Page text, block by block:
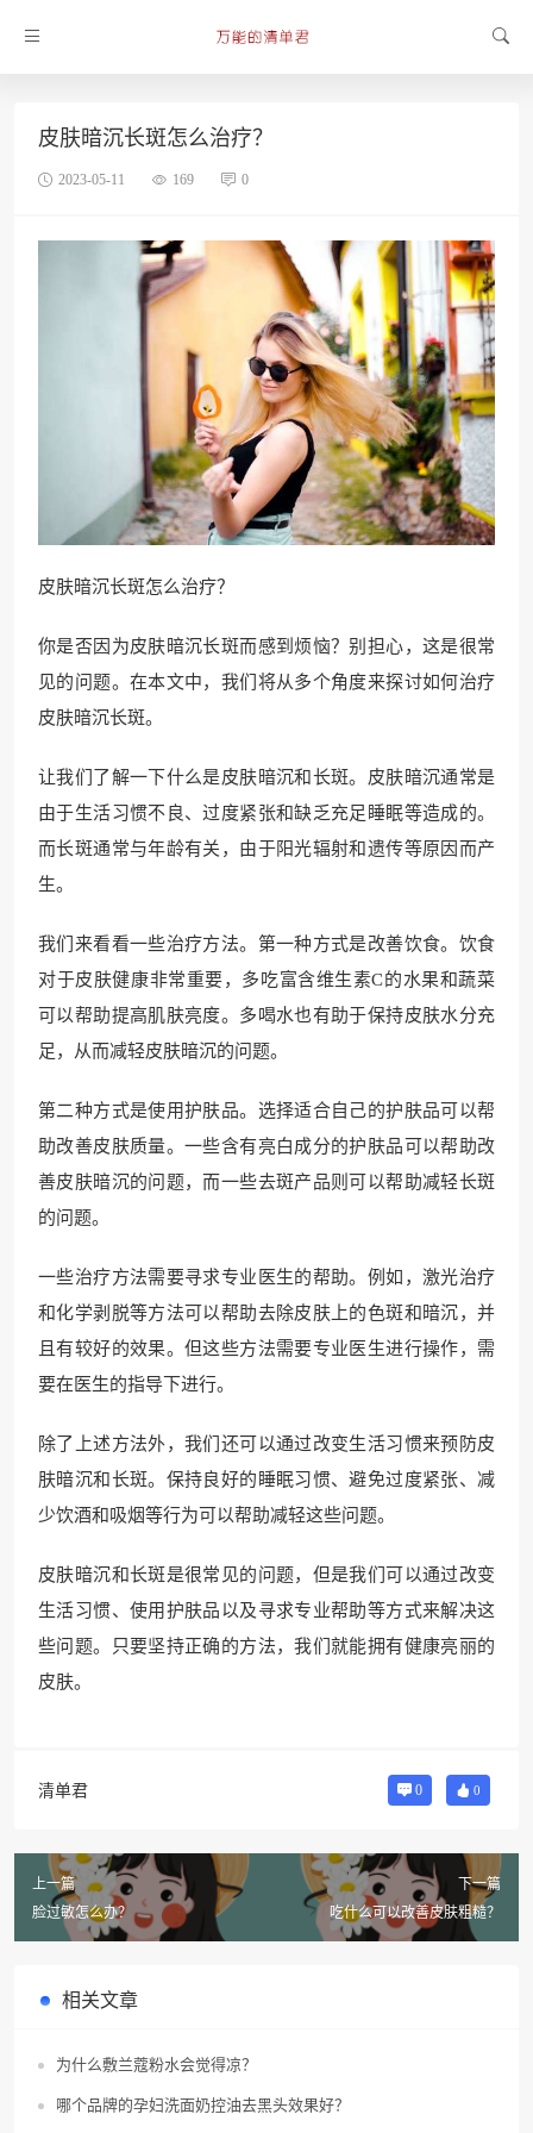
皮肤暗沉长斑怎么治疗？
2023-05-11 169 0
皮肤暗沉长斑怎么治疗？
你是否因为皮肤暗沉长斑而感到烦恼？别担心，这是很常
见的问题。在本文中，我们将从多个角度来探讨如何治疗
皮肤暗沉长斑。
让我们了解一下什么是皮肤暗沉和长斑。皮肤暗沉通常是
由于生活习惯不良、过度紧张和缺乏充足睡眠等造成的。
而长斑通常与年龄有关，由于阳光辐射和遗传等原因而产
生。
我们来看看一些治疗方法。第一种方式是改善饮食。饮食
对于皮肤健康非常重要，多吃富含维生素C的水果和蔬菜
可以帮助提高肌肤亮度。多喝水也有助于保持皮肤水分充
足，从而减轻皮肤暗沉的问题。
第二种方式是使用护肤品。选择适合自己的护肤品可以帮
助改善皮肤质量。一些含有亮白成分的护肤品可以帮助改
善皮肤暗沉的问题，而一些去斑产品则可以帮助减轻长斑
的问题。
一些治疗方法需要寻求专业医生的帮助。例如，激光治疗
和化学剥脱等方法可以帮助去除皮肤上的色斑和暗沉，并
且有较好的效果。但这些方法需要专业医生进行操作，需
要在医生的指导下进行。
除了上述方法外，我们还可以通过改变生活习惯来预防皮
肤暗沉和长斑。保持良好的睡眠习惯、避免过度紧张、减
少饮酒和吸烟等行为可以帮助减轻这些问题。
皮肤暗沉和长斑是很常见的问题，但是我们可以通过改变
生活习惯、使用护肤品以及寻求专业帮助等方式来解决这
些问题。只要坚持正确的方法，我们就能拥有健康亮丽的
皮肤。
清单君 0 0
上一篇
脸过敏怎么办？
下一篇
吃什么可以改善皮肤粗糙？
相关文章
为什么敷兰蔻粉水会觉得凉？
哪个品牌的孕妇洗面奶控油去黑头效果好？